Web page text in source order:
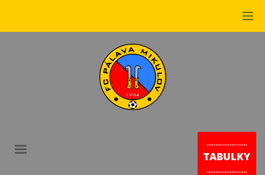
.......................
TABULKY
.......................